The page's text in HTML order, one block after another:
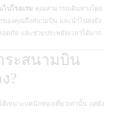
ไปโรงแรม คุณสามารถเดินทางโดย
ของคุณถึงสนามบิน และนำไปส่งยัง
ดภัย และช่วยประหยัดเวลาได้มาก
ะสนามบิน
?
ด้เหมาะแค่นักท่องเที่ยวเท่านั้น แต่ยัง